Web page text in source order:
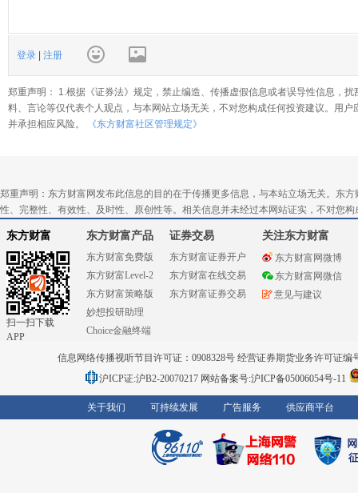
登录 | 注册
郑重声明： 1.根据《证券法》规定，禁止编造、传播虚假信息或者误导性信息，
料、言论等仅代表个人观点，与本网站立场无关，不对您构成任何投资建议。用
并承担相应风险。
《东方财富社区管理规定》
郑重声明：东方财富网发布此信息的目的在于传播更多信息，与本站立场无关。东
性、完整性、有效性、及时性、原创性等。相关信息并未经过本网站证实，不对您
东方财富
扫一扫下载
APP
东方财富产品
东方财富免费版
东方财富Level-2
东方财富策略版
妙想投研助理
Choice金融终端
证券交易
东方财富证券开户
东方财富在线交易
东方财富证券交易
关注东方财富
东方财富网微博
东方财富网微信
意见与建议
信息网络传播视听节目许可证：0908328号 经营证券期货业务许可证编
沪ICP证:沪B2-20070217 网站备案号:沪ICP备05006054号-11
关于我们 可持续发展 广告服务 供应商平台